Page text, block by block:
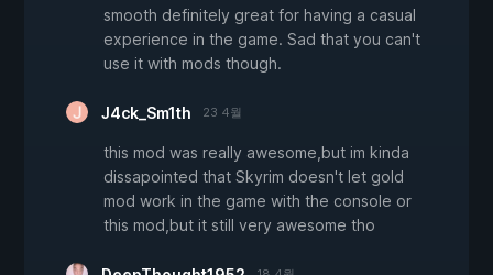
smooth definitely great for having a casual
experience in the game. Sad that you can't
use it with mods though.
J4ck_Sm1th 23 4월
this mod was really awesome,but im kinda
dissapointed that Skyrim doesn't let gold
mod work in the game with the console or
this mod,but it still very awesome tho